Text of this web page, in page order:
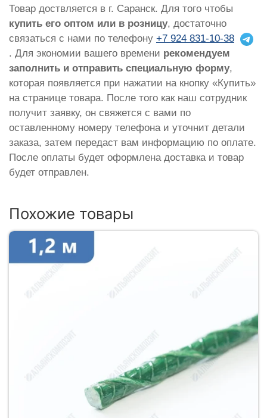
Товар доствляется в г. Саранск. Для того чтобы
купить его оптом или в розницу, достаточно
связаться с нами по телефону +7 924 831-10-38
. Для экономии вашего времени рекомендуем
заполнить и отправить специальную форму,
которая появляется при нажатии на кнопку «Купить»
на странице товара. После того как наш сотрудник
получит заявку, он свяжется с вами по
оставленному номеру телефона и уточнит детали
заказа, затем передаст вам информацию по оплате.
После оплаты будет оформлена доставка и товар
будет отправлен.
Похожие товары